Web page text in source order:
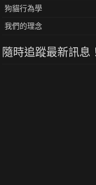
狗貓行為學
我們的理念
隨時追蹤最新訊息